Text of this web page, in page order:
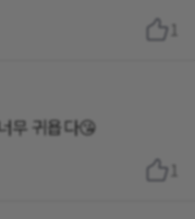
1
무 귀욥다😘
1